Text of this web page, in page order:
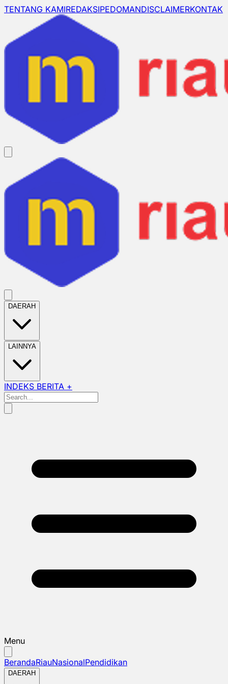
TENTANG KAMIREDAKSIPEDOMANDISCLAIMERKONTAK
DAERAH
LAINNYA
INDEKS BERITA +
Menu
BerandaRiauNasionalPendidikan
DAERAH